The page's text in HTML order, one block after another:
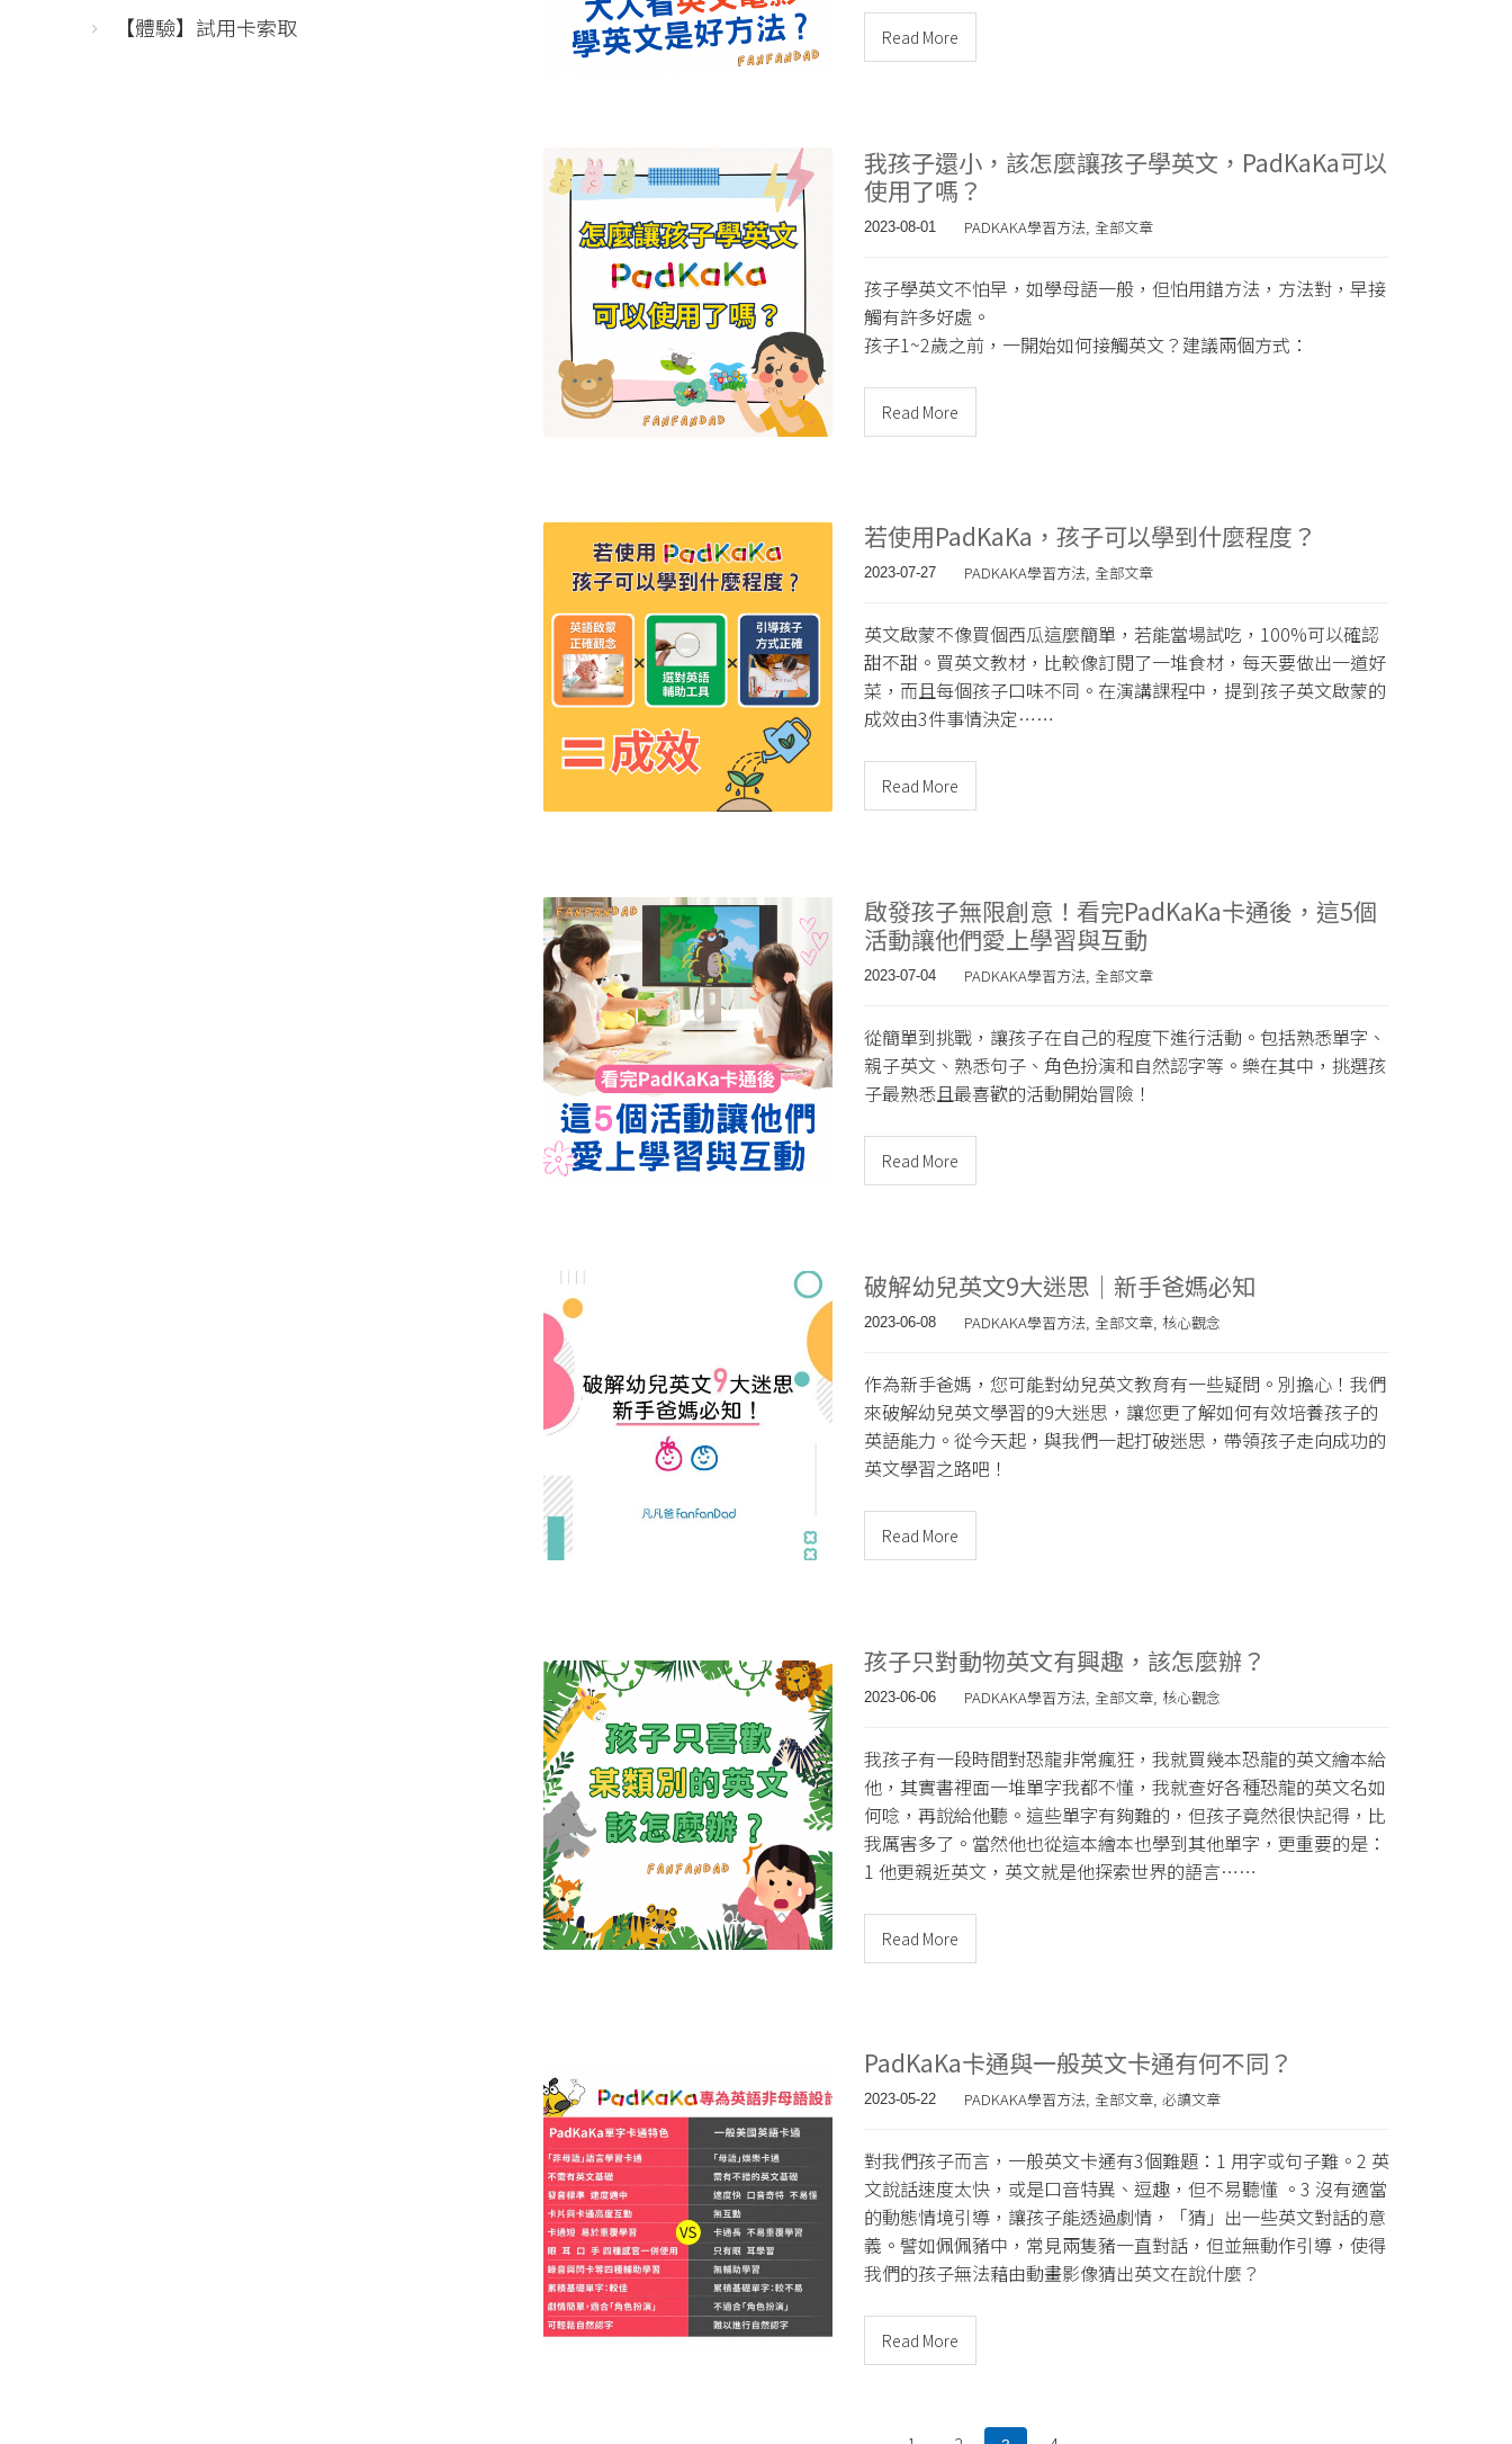
Read More
我孩子還小，該怎麼讓孩子學英文，PadKaKa可以
使用了嗎？
2023-08-01 PADKAKA學習方法, 全部文章
孩子學英文不怕早，如學母語一般，但怕用錯方法，方法對，早接
觸有許多好處。
孩子1~2歲之前，一開始如何接觸英文？建議兩個方式：
Read More
若使用PadKaKa，孩子可以學到什麼程度？
2023-07-27 PADKAKA學習方法, 全部文章
英文啟蒙不像買個西瓜這麼簡單，若能當場試吃，100%可以確認
甜不甜。買英文教材，比較像訂閱了一堆食材，每天要做出一道好
菜，而且每個孩子口味不同。在演講課程中，提到孩子英文啟蒙的
成效由3件事情決定……
Read More
啟發孩子無限創意！看完PadKaKa卡通後，這5個
活動讓他們愛上學習與互動
2023-07-04 PADKAKA學習方法, 全部文章
從簡單到挑戰，讓孩子在自己的程度下進行活動。包括熟悉單字、
親子英文、熟悉句子、角色扮演和自然認字等。樂在其中，挑選孩
子最熟悉且最喜歡的活動開始冒險！
Read More
破解幼兒英文9大迷思｜新手爸媽必知
2023-06-08 PADKAKA學習方法, 全部文章, 核心觀念
作為新手爸媽，您可能對幼兒英文教育有一些疑問。別擔心！我們
來破解幼兒英文學習的9大迷思，讓您更了解如何有效培養孩子的
英語能力。從今天起，與我們一起打破迷思，帶領孩子走向成功的
英文學習之路吧！
Read More
孩子只對動物英文有興趣，該怎麼辦？
2023-06-06 PADKAKA學習方法, 全部文章, 核心觀念
我孩子有一段時間對恐龍非常瘋狂，我就買幾本恐龍的英文繪本給
他，其實書裡面一堆單字我都不懂，我就查好各種恐龍的英文名如
何唸，再說給他聽。這些單字有夠難的，但孩子竟然很快記得，比
我厲害多了。當然他也從這本繪本也學到其他單字，更重要的是：
1 他更親近英文，英文就是他探索世界的語言……
Read More
PadKaKa卡通與一般英文卡通有何不同？
2023-05-22 PADKAKA學習方法, 全部文章, 必讀文章
對我們孩子而言，一般英文卡通有3個難題：1 用字或句子難。2 英
文說話速度太快，或是口音特異、逗趣，但不易聽懂 。3 沒有適當
的動態情境引導，讓孩子能透過劇情，「猜」出一些英文對話的意
義。譬如佩佩豬中，常見兩隻豬一直對話，但並無動作引導，使得
我們的孩子無法藉由動畫影像猜出英文在說什麼？
Read More
【體驗】試用卡索取